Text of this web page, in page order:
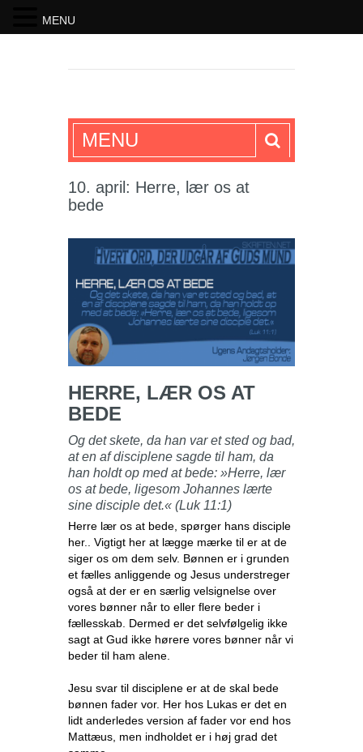
SKRIFTEN
MENU
10. april: Herre, lær os at
bede
HERRE, LÆR OS AT
BEDE
Og det skete, da han var et sted og bad,
at en af disciplene sagde til ham, da
han holdt op med at bede: »Herre, lær
os at bede, ligesom Johannes lærte
sine disciple det.« (Luk 11:1)
Herre lær os at bede, spørger hans disciple
her.. Vigtigt her at lægge mærke til er at de
siger os om dem selv. Bønnen er i grunden
et fælles anliggende og Jesus understreger
også at der er en særlig velsignelse over
vores bønner når to eller flere beder i
fællesskab. Dermed er det selvfølgelig ikke
sagt at Gud ikke hørere vores bønner når vi
beder til ham alene.
Jesu svar til disciplene er at de skal bede
bønnen fader vor. Her hos Lukas er det en
lidt anderledes version af fader vor end hos
Mattæus, men indholdet er i høj grad det
MENU